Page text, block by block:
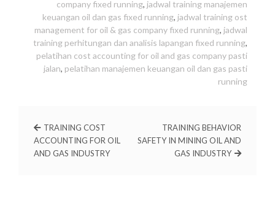
company fixed running, jadwal training manajemen
keuangan oil dan gas fixed running, jadwal training ost
management for oil & gas company fixed running, jadwal
training perhitungan dan analisis lapangan fixed running,
pelatihan cost accounting for oil and gas company pasti
jalan, pelatihan manajemen keuangan oil dan gas pasti
running
TRAINING COST
ACCOUNTING FOR OIL
AND GAS INDUSTRY
TRAINING BEHAVIOR
SAFETY IN MINING OIL AND
GAS INDUSTRY